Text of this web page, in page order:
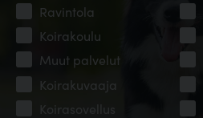
Ravintola
Koirakoulu
Muut palvelut
Koirakuvaaja
Koirasovellus